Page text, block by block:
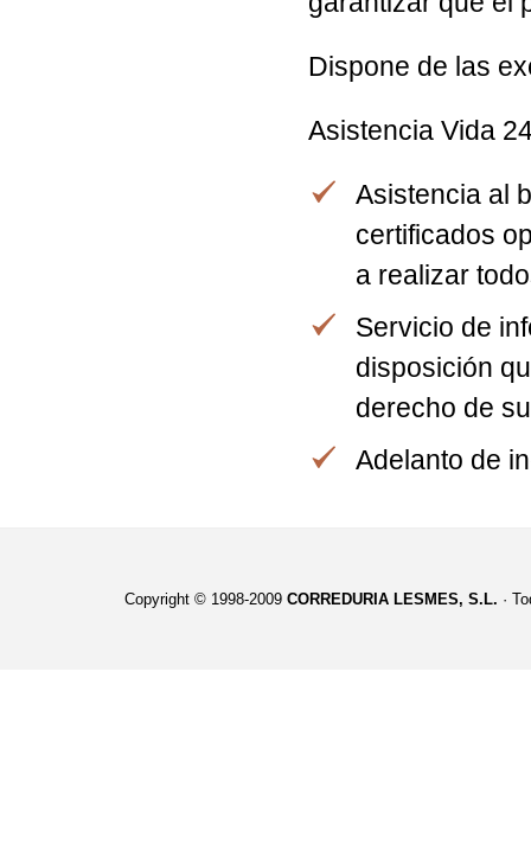
Dispone de las
Asistencia Vida
Asistencia al
certificados
a realizar
Servicio de
disposición
derecho de
Adelanto de
Copyright © 1998-2009 CORREDURIA LESMES, S.L. ·